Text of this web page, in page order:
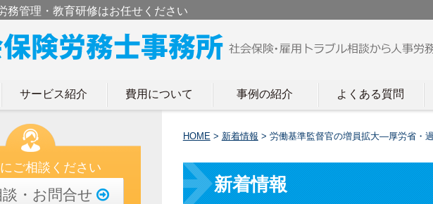
務管理・教育研修はお任せください
サービス紹介 費用について 事例の紹介 よくある質問
HOME> 新着情報 > 労働基準監督官の増員拡大―厚労省・
新着情報
ご相談ください
・お問合せ